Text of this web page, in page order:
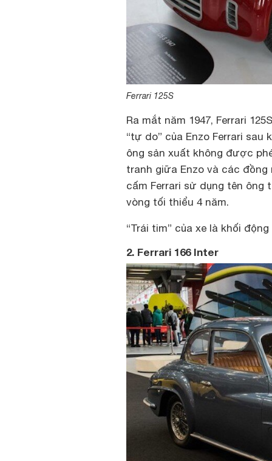
Ferrari 125S
Ra mắt năm 1947, Ferrari
“tự do” của Enzo Ferrari
ông sản xuất không được
tranh giữa Enzo và các
cấm Ferrari sử dụng tên
vòng tối thiểu 4 năm.
“Trái tim” của xe là khối
2. Ferrari 166 Inter